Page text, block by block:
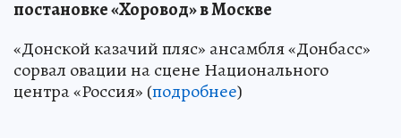
постановке «Хоровод» в Москве
«Донской казачий пляс» ансамбля «Донбасс»
сорвал овации на сцене Национального
центра «Россия» (подробнее)